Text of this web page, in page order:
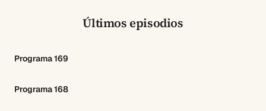
Últimos episodios
Programa 169
Programa 168